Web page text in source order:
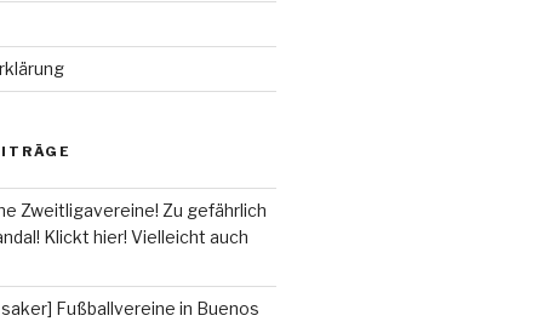
Zweitligavereine! Zu gefährlich
Klickt hier! Vielleicht auch
Fußballvereine in Buenos